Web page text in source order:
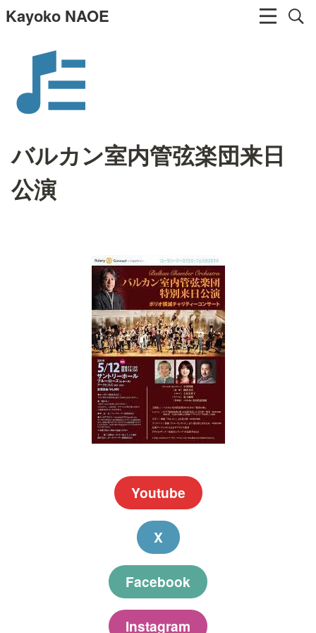
Kayoko NAOE
バルカン室内管弦楽団来日
公演
Youtube
X
Facebook
Instagram